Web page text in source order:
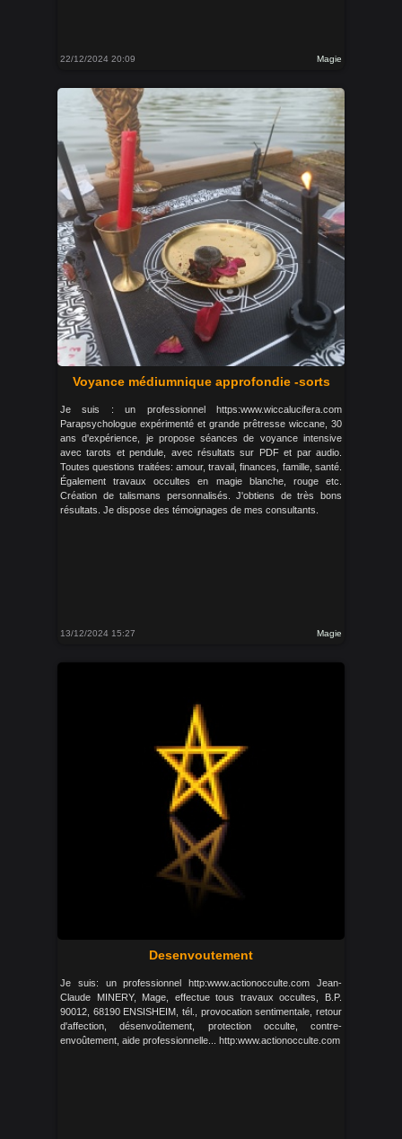
22/12/2024 20:09 Magie
Voyance médiumnique approfondie -sorts
Je suis : un professionnel https:www.wiccalucifera.com
Parapsychologue expérimenté et grande prêtresse wiccane, 30
ans d'expérience, je propose séances de voyance intensive
avec tarots et pendule, avec résultats sur PDF et par audio.
Toutes questions traitées: amour, travail, finances, famille, santé.
Également travaux occultes en magie blanche, rouge etc.
Création de talismans personnalisés. J'obtiens de très bons
résultats. Je dispose des témoignages de mes consultants.
13/12/2024 15:27 Magie
Desenvoutement
Je suis: un professionnel http:www.actionocculte.com Jean-
Claude MINERY, Mage, effectue tous travaux occultes, B.P.
90012, 68190 ENSISHEIM, tél., provocation sentimentale, retour
d'affection, désenvoûtement, protection occulte, contre-
envoûtement, aide professionnelle... http:www.actionocculte.com